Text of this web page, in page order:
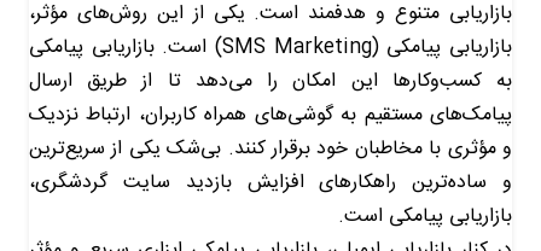
بازاریابی متنوع و هدفمند است. یکی از این روش‌های مؤثر،
بازاریابی پیامکی (SMS Marketing) است. بازاریابی پیامکی
به کسب‌وکارها این امکان را می‌دهد تا از طریق ارسال
پیامک‌های مستقیم به گوشی‌های همراه کاربران، ارتباط نزدیک
و مؤثری با مخاطبان خود برقرار کنند. بی‌شک یکی از سریع‌ترین
و ساده‌ترین راهکارهای افزایش بازدید سایت‌ گردشگری،
بازاریابی پیامکی است.